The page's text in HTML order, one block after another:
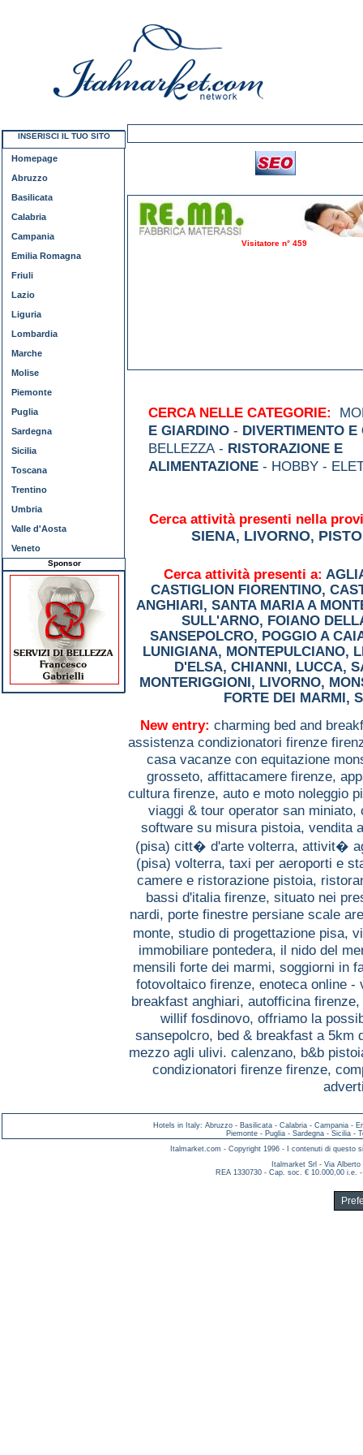
Visitatore n° 459
CERCA NELLE CATEGORIE:
E GIARDINO - DIVERTIMENTO E
BELLEZZA - RISTORAZIONE E
ALIMENTAZIONE - HOBBY -
Cerca attività presenti nella
SIENA, LIVORNO,
Cerca attività presenti a:
CASTIGLION FIORENTINO,
ANGHIARI, SANTA MARIA A
SULL'ARNO, FOIANO
SANSEPOLCRO, POGGIO A
LUNIGIANA, MONTEPULCIANO,
D'ELSA, CHIANNI, LUCCA,
MONTERIGGIONI, LIVORNO,
FORTE DEI MARMI,
New entry: charming bed and
assistenza condizionatori firenze
casa vacanze con equitazione
grosseto, affittacamere firenze,
cultura firenze, auto e moto noleggio
viaggi & tour operator san miniato,
software su misura pistoia, vendita
(pisa) citt� d'arte volterra, attivit�
(pisa) volterra, taxi per aeroporti e
camere e ristorazione pistoia,
bassi d'italia firenze, situato nei
nardi, porte finestre persiane scale
monte, studio di progettazione pisa,
immobiliare pontedera, il nido del
mensili forte dei marmi, soggiorni in
fotovoltaico firenze, enoteca online
breakfast anghiari, autofficina firenze,
willif fosdinovo, offriamo la
sansepolcro, bed & breakfast a 5km
mezzo agli ulivi. calenzano, b&b
condizionatori firenze firenze,
INSERISCI IL TUO SITO
Homepage
Abruzzo
Basilicata
Calabria
Campania
Emilia Romagna
Friuli
Lazio
Liguria
Lombardia
Marche
Molise
Piemonte
Puglia
Sardegna
Sicilia
Toscana
Trentino
Umbria
Valle d'Aosta
Veneto
Sponsor
Hotels in Italy: Abruzzo - Basilicata - Calabria - Campania -
Piemonte- Puglia- Sardegna- Sicilia-
Italmarket.com - Copyright 1996 - I contenuti di questo
Italmarket Srl - Via
REA 1330730 - Cap. soc. € 10.000,00 i.e.